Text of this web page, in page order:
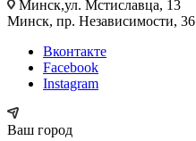
Минск,ул. Мстиславца, 13
Минск, пр. Независимости, 36
Вконтакте
Facebook
Instagram
Ваш город